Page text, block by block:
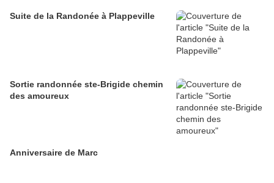
Suite de la Randonée à Plappeville
Sortie randonnée ste-Brigide chemin
des amoureux
Anniversaire de Marc